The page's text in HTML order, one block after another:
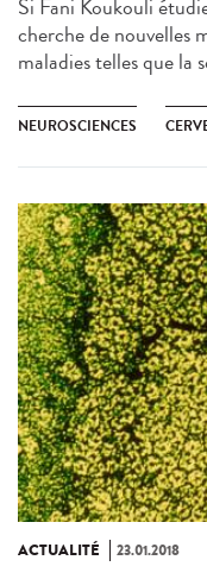
Si Fani Koukouli
cherche de nouvelles
maladies telles que la
NEUROSCIENCES
ACTUALITÉ 23.01.2018